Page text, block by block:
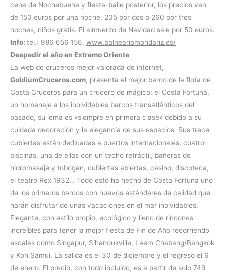
cena de Nochebuena y fiesta-baile posterior, los precios van
de 150 euros por una noche, 205 por dos o 260 por tres
noches, niños gratis. El almuerzo de Navidad sale por 50 euros.
Info: tel.: 986 656 156, www.balneariomondariz.es/
Despedir el año en Extremo Oriente
La web de cruceros mejor valorada de internet,
GoldiumCruceros.com, presenta el mejor barco de la flota de
Costa Cruceros para un crucero de mágico: el Costa Fortuna,
un homenaje a los inolvidables barcos transatlánticos del
pasado, su lema es «siempre en primera clase» debido a su
cuidada decoración y la elegancia de sus espacios. Sus trece
cubiertas están dedicadas a puertos internacionales, cuatro
piscinas, una de ellas con un techo retráctil, bañeras de
hidromasaje y tobogán, cubiertas abiertas, casino, discoteca,
el teatro Rex 1932… Todo esto ha hecho de Costa Fortuna uno
de los primeros barcos con nuevos estándares de calidad que
harán disfrutar de unas vacaciones en el mar inolvidables.
Elegante, con estilo propio, ecológico y lleno de rincones
increíbles para tener la mejor fiesta de Fin de Año recorriendo
escalas como Singapur, Sihanoukville, Laem Chabang/Bangkok
y Koh Samui. La salida es el 30 de diciembre y el regreso el 6
de enero. El precio, con todo incluido, es a partir de solo 749